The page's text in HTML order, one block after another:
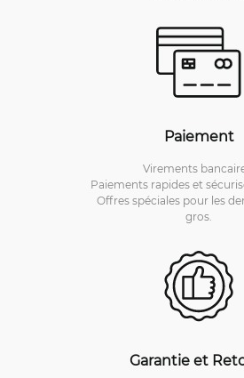
Paiement
Virements
Paiements rapides et
Offres spéciales pour les
gros.
Garantie et